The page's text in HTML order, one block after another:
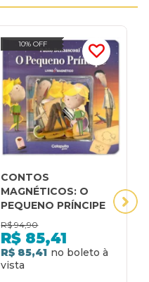
10% OFF
CONTOS
MAGNÉTICOS: O
PEQUENO PRÍNCIPE
R$ 94,90
R$ 85,41
R$ 85,41